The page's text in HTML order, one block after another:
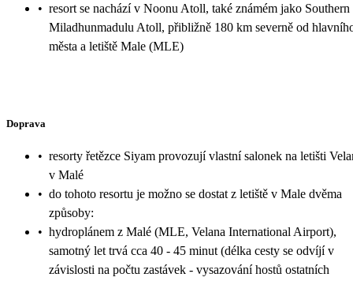
• resort se nachází v Noonu Atoll, také známém jako Southern
Miladhunmadulu Atoll, přibližně 180 km severně od
města a letiště Male (MLE)
Doprava
• resorty řetězce Siyam provozují vlastní salonek na letišti
v Malé
• do tohoto resortu je možno se dostat z letiště v Male dvěma
způsoby:
• hydroplánem z Malé (MLE, Velana International Airport),
samotný let trvá cca 40 - 45 minut (délka cesty se odvíjí v
závislosti na počtu zastávek - vysazování hostů ostatních